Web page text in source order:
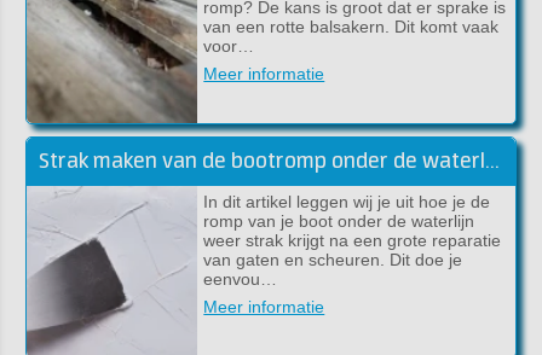
romp? De kans is groot dat er sprake is
van een rotte balsakern. Dit komt vaak
voor…
Meer informatie
Strak maken van de bootromp onder de waterlijn met epoxy plamuur
In dit artikel leggen wij je uit hoe je de
romp van je boot onder de waterlijn
weer strak krijgt na een grote reparatie
van gaten en scheuren. Dit doe je
eenvou…
Meer informatie